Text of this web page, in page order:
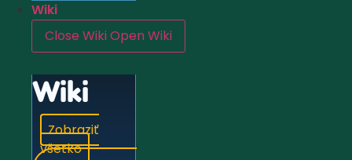
Wiki
Close WikiOpen Wiki
Wiki
Zobraziť
všetko